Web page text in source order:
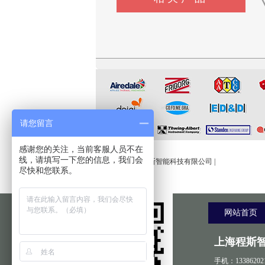
友情链接:
程斯智能|上海程斯智能科技有限公司
网站首页
上海程斯
手机：
请您留言
感谢您的关注，当前客服人员不在
线，请填写一下您的信息，我们会
尽快和您联系。